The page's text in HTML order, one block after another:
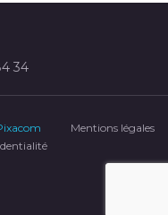
34
Mentions légales